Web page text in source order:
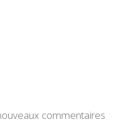
commentaires